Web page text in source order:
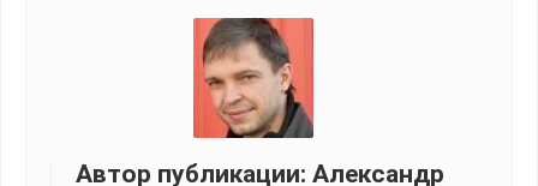
Автор публикации: Александр